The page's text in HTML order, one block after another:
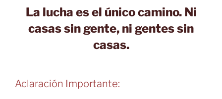
La lucha es el único camino.Ni
casas sin gente, ni gentes sin
casas.
Aclaración Importante: